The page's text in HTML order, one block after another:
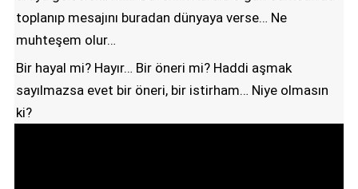
toplanıp mesajını buradan dünyaya verse… Ne
muhteşem olur…
Bir hayal mi? Hayır… Bir öneri mi? Haddi aşmak
sayılmazsa evet bir öneri, bir istirham… Niye olmasın
ki?